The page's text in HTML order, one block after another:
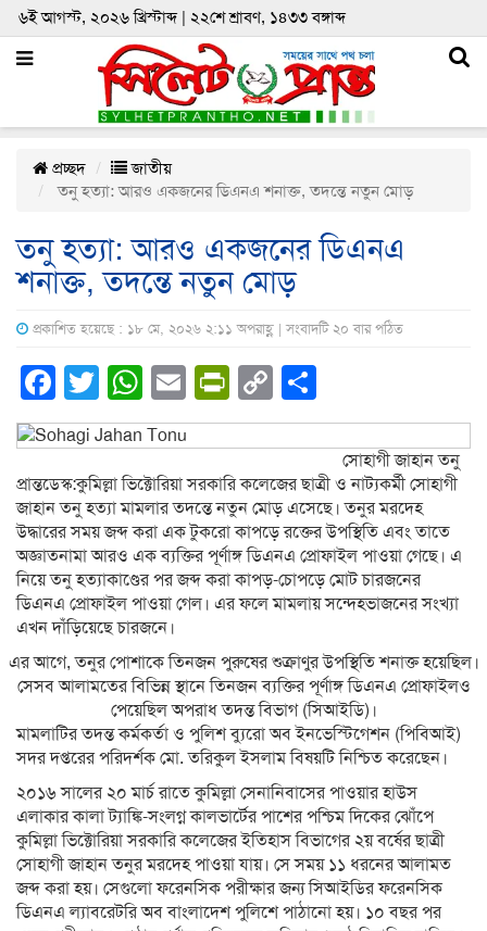
৬ই আগস্ট, ২০২৬ খ্রিস্টাব্দ | ২২শে শ্রাবণ, ১৪৩৩ বঙ্গাব্দ
প্রচ্ছদ
জাতীয়
তনু হত্যা: আরও একজনের ডিএনএ শনাক্ত, তদন্তে নতুন মোড়
তনু হত্যা: আরও একজনের ডিএনএ
শনাক্ত, তদন্তে নতুন মোড়
প্রকাশিত হয়েছে : ১৮ মে, ২০২৬ ২:১১ অপরাহ্ণ | সংবাদটি ২০ বার পঠিত
Facebook
Twitter
WhatsApp
EmailPrintFriendly
Copy
Link
সোহাগী জাহান তনু
প্রান্তডেস্ক:কুমিল্লা ভিক্টোরিয়া সরকারি কলেজের ছাত্রী ও নাট্যকর্মী সোহাগী
জাহান তনু হত্যা মামলার তদন্তে নতুন মোড় এসেছে। তনুর মরদেহ
উদ্ধারের সময় জব্দ করা এক টুকরো কাপড়ে রক্তের উপস্থিতি এবং তাতে
অজ্ঞাতনামা আরও এক ব্যক্তির পূর্ণাঙ্গ ডিএনএ প্রোফাইল পাওয়া গেছে। এ
নিয়ে তনু হত্যাকাণ্ডের পর জব্দ করা কাপড়-চোপড়ে মোট চারজনের
ডিএনএ প্রোফাইল পাওয়া গেল। এর ফলে মামলায় সন্দেহভাজনের সংখ্যা
এখন দাঁড়িয়েছে চারজনে।
এর আগে, তনুর পোশাকে তিনজন পুরুষের শুক্রাণুর উপস্থিতি শনাক্ত হয়েছিল।
সেসব আলামতের বিভিন্ন স্থানে তিনজন ব্যক্তির পূর্ণাঙ্গ ডিএনএ প্রোফাইলও
পেয়েছিল অপরাধ তদন্ত বিভাগ (সিআইডি)।
মামলাটির তদন্ত কর্মকর্তা ও পুলিশ ব্যুরো অব ইনভেস্টিগেশন (পিবিআই)
সদর দপ্তরের পরিদর্শক মো. তরিকুল ইসলাম বিষয়টি নিশ্চিত করেছেন।
২০১৬ সালের ২০ মার্চ রাতে কুমিল্লা সেনানিবাসের পাওয়ার হাউস
এলাকার কালা ট্যাঙ্কি-সংলগ্ন কালভার্টের পাশের পশ্চিম দিকের ঝোঁপে
কুমিল্লা ভিক্টোরিয়া সরকারি কলেজের ইতিহাস বিভাগের ২য় বর্ষের ছাত্রী
সোহাগী জাহান তনুর মরদেহ পাওয়া যায়। সে সময় ১১ ধরনের আলামত
জব্দ করা হয়। সেগুলো ফরেনসিক পরীক্ষার জন্য সিআইডির ফরেনসিক
ডিএনএ ল্যাবরেটরি অব বাংলাদেশ পুলিশে পাঠানো হয়। ১০ বছর পর